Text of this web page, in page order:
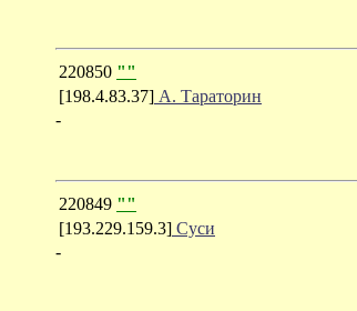
220850 ""
[198.4.83.37] А. Тараторин
-
220849 ""
[193.229.159.3] Суси
-